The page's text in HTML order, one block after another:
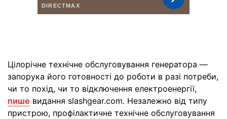
Цілорічне технічне обслуговування генератора —
запорука його готовності до роботи в разі потреби,
чи то похід, чи то відключення електроенергії,
пише видання slashgear.com. Незалежно від типу
пристрою, профілактичне технічне обслуговування